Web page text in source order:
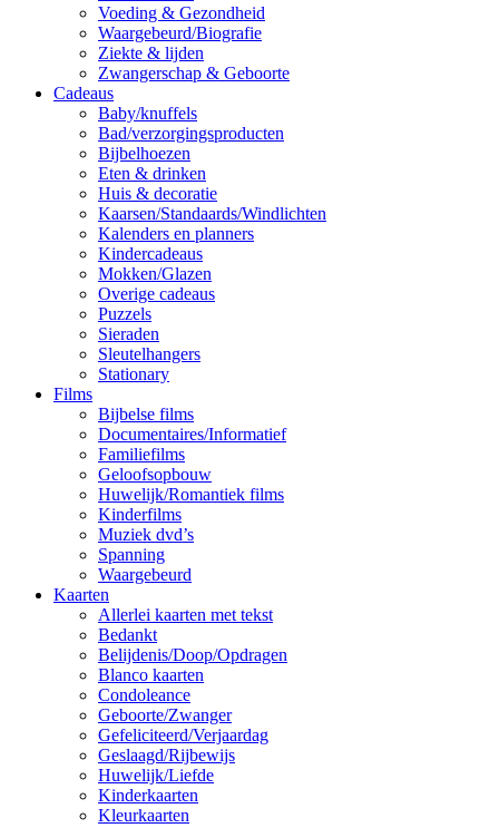
Voeding & Gezondheid
Waargebeurd/Biografie
Ziekte & lijden
Zwangerschap & Geboorte
Cadeaus
Baby/knuffels
Bad/verzorgingsproducten
Bijbelhoezen
Eten & drinken
Huis & decoratie
Kaarsen/Standaards/Windlichten
Kalenders en planners
Kindercadeaus
Mokken/Glazen
Overige cadeaus
Puzzels
Sieraden
Sleutelhangers
Stationary
Films
Bijbelse films
Documentaires/Informatief
Familiefilms
Geloofsopbouw
Huwelijk/Romantiek films
Kinderfilms
Muziek dvd’s
Spanning
Waargebeurd
Kaarten
Allerlei kaarten met tekst
Bedankt
Belijdenis/Doop/Opdragen
Blanco kaarten
Condoleance
Geboorte/Zwanger
Gefeliciteerd/Verjaardag
Geslaagd/Rijbewijs
Huwelijk/Liefde
Kinderkaarten
Kleurkaarten